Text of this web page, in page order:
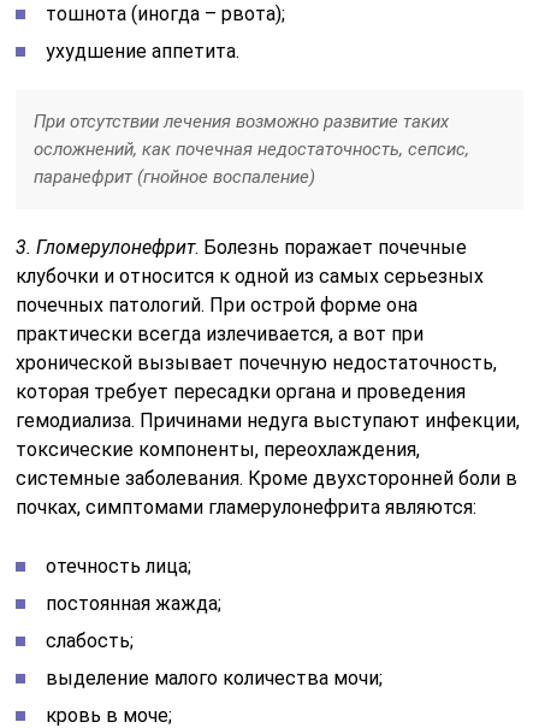
тошнота (иногда – рвота);
ухудшение аппетита.
При отсутствии лечения возможно развитие таких
осложнений, как почечная недостаточность, сепсис,
паранефрит (гнойное воспаление)
3. Гломерулонефрит. Болезнь поражает почечные
клубочки и относится к одной из самых серьезных
почечных патологий. При острой форме она
практически всегда излечивается, а вот при
хронической вызывает почечную недостаточность,
которая требует пересадки органа и проведения
гемодиализа. Причинами недуга выступают инфекции,
токсические компоненты, переохлаждения,
системные заболевания. Кроме двухсторонней боли в
почках, симптомами гламерулонефрита являются:
отечность лица;
постоянная жажда;
слабость;
выделение малого количества мочи;
кровь в моче;